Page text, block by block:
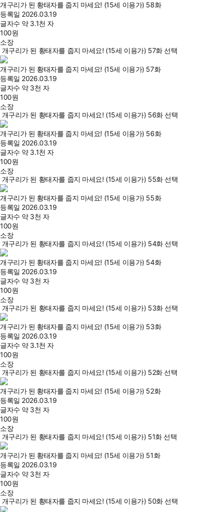
개구리가 된 황태자를 줍지 마세요! (15세 이용가) 58화
등록일 2026.03.19
글자수 약 3.1천 자
100원
소장
개구리가 된 황태자를 줍지 마세요! (15세 이용가) 57화 선택
개구리가 된 황태자를 줍지 마세요! (15세 이용가) 57화
등록일 2026.03.19
글자수 약 3천 자
100원
소장
개구리가 된 황태자를 줍지 마세요! (15세 이용가) 56화 선택
개구리가 된 황태자를 줍지 마세요! (15세 이용가) 56화
등록일 2026.03.19
글자수 약 3.1천 자
100원
소장
개구리가 된 황태자를 줍지 마세요! (15세 이용가) 55화 선택
개구리가 된 황태자를 줍지 마세요! (15세 이용가) 55화
등록일 2026.03.19
글자수 약 3천 자
100원
소장
개구리가 된 황태자를 줍지 마세요! (15세 이용가) 54화 선택
개구리가 된 황태자를 줍지 마세요! (15세 이용가) 54화
등록일 2026.03.19
글자수 약 3천 자
100원
소장
개구리가 된 황태자를 줍지 마세요! (15세 이용가) 53화 선택
개구리가 된 황태자를 줍지 마세요! (15세 이용가) 53화
등록일 2026.03.19
글자수 약 3.1천 자
100원
소장
개구리가 된 황태자를 줍지 마세요! (15세 이용가) 52화 선택
개구리가 된 황태자를 줍지 마세요! (15세 이용가) 52화
등록일 2026.03.19
글자수 약 3천 자
100원
소장
개구리가 된 황태자를 줍지 마세요! (15세 이용가) 51화 선택
개구리가 된 황태자를 줍지 마세요! (15세 이용가) 51화
등록일 2026.03.19
글자수 약 3천 자
100원
소장
개구리가 된 황태자를 줍지 마세요! (15세 이용가) 50화 선택